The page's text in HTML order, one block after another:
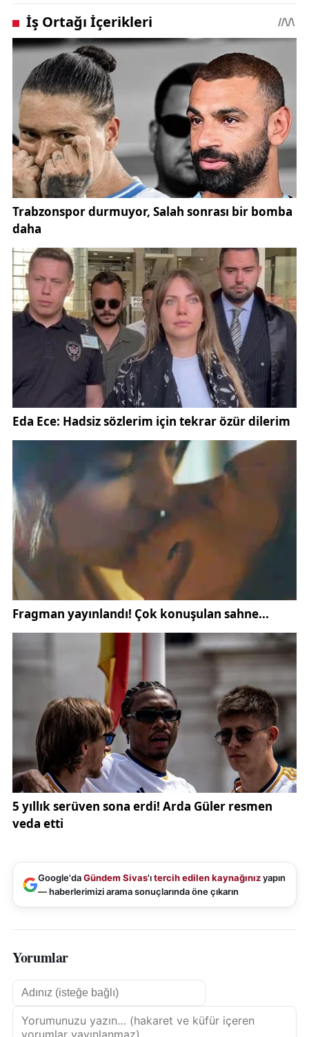
kültürel ve sportif gelişimlerine katkı sağlayacak
yeni projelerin hayata geçirilmesi üzerinde duruldu.
Google'daGündem Sivas'ıtercih edilen kaynağınızyapın
— haberlerimizi arama sonuçlarında öne çıkarın
Yorumlar